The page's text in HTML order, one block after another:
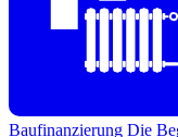
Baufinanzierung Die